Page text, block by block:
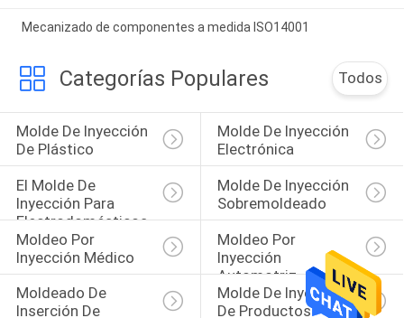
Mecanizado de componentes a medida ISO14001
Categorías Populares Todos
Molde De Inyección
De Plástico
Molde De Inyección
Electrónica
El Molde De
Inyección Para
Electrodomésticos
Molde De Inyección
Sobremoldeado
Moldeo Por
Inyección Médico
Moldeo Por
Inyección
Automotriz
Moldeado De
Inserción De
Molde De Inyección
De Productos